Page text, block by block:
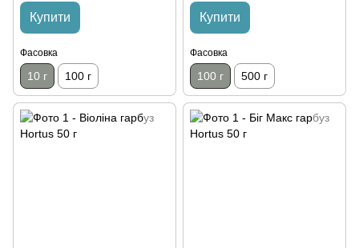
Купити
Фасовка
10 г 100 г
Купити
Фасовка
100 г 500 г